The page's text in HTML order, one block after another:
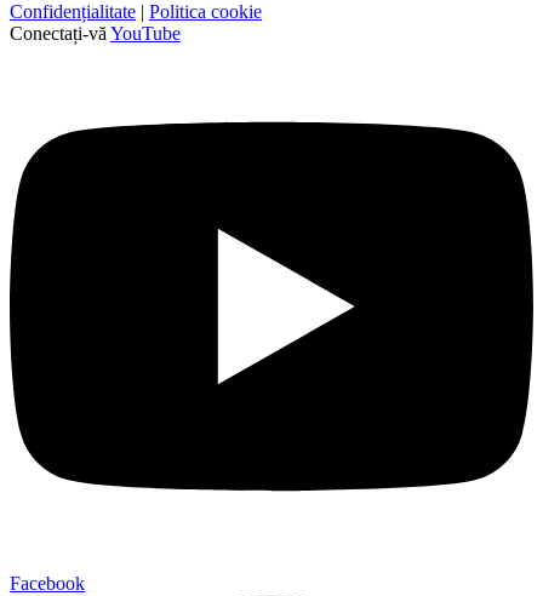
Confidențialitate | Politica cookie
Conectați-văYouTube
Facebook